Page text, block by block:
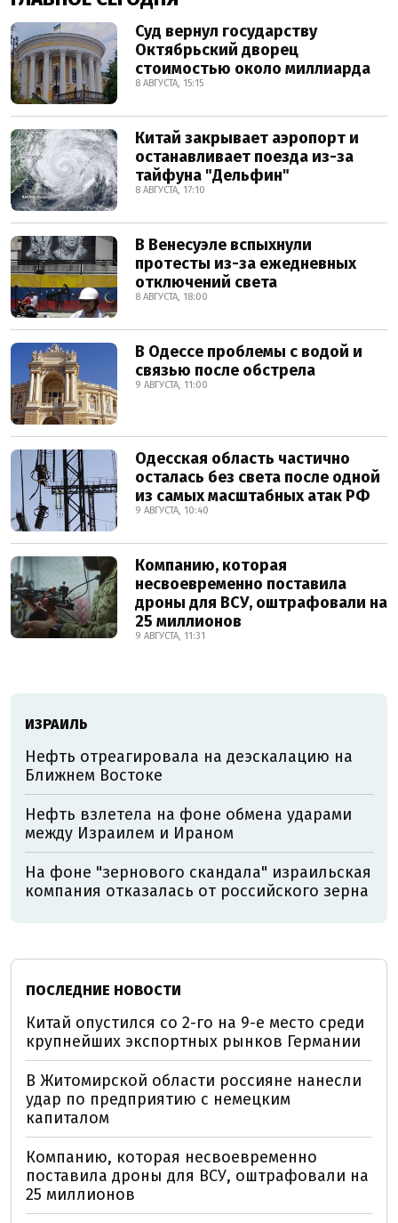
Суд вернул государству
Октябрьский дворец
стоимостью около миллиарда
8 АВГУСТА, 15:15
Китай закрывает аэропорт и
останавливает поезда из-за
тайфуна "Дельфин"
8 АВГУСТА, 17:10
В Венесуэле вспыхнули
протесты из-за ежедневных
отключений света
8 АВГУСТА, 18:00
В Одессе проблемы с водой и
связью после обстрела
9 АВГУСТА, 11:00
Одесская область частично
осталась без света после одной
из самых масштабных атак РФ
9 АВГУСТА, 10:40
Компанию, которая
несвоевременно поставила
дроны для ВСУ, оштрафовали на
25 миллионов
9 АВГУСТА, 11:31
ИЗРАИЛЬ
Нефть отреагировала на деэскалацию на
Ближнем Востоке
Нефть взлетела на фоне обмена ударами
между Израилем и Ираном
На фоне "зернового скандала" израильская
компания отказалась от российского зерна
ПОСЛЕДНИЕ НОВОСТИ
Китай опустился со 2-го на 9-е место среди
крупнейших экспортных рынков Германии
В Житомирской области россияне нанесли
удар по предприятию с немецким
капиталом
Компанию, которая несвоевременно
поставила дроны для ВСУ, оштрафовали на
25 миллионов